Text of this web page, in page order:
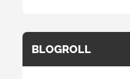
BLOGROLL